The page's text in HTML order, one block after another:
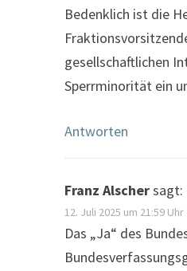
Bedenklich ist die
gesellschaftlichen
Sperrminorität ein
Antworten
Franz Alschersagt:
12. Juli 2025 um 21:59 Uhr
Das „Ja“ des